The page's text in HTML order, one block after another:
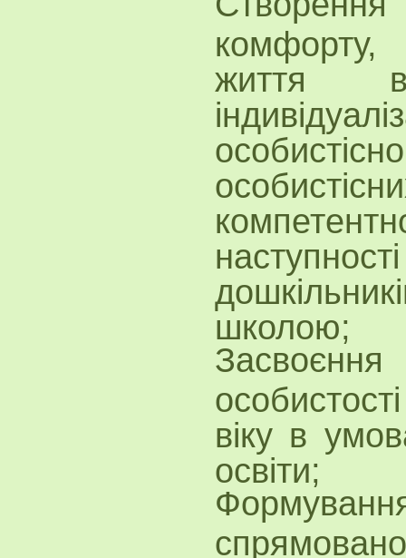
комфорту,
життя
школою;
Засвоєння
віку в
освіти;